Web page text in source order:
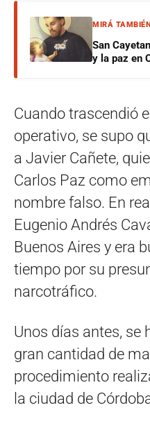
MIRÁ
San
y la paz en
Cuando trascendió
operativo, se supo
a Javier Cañete,
Carlos Paz como
nombre falso. En
Eugenio Andrés
Buenos Aires y era
tiempo por su
narcotráfico.
Unos días antes, se
gran cantidad de
procedimiento
la ciudad de